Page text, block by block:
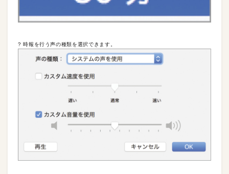
? 時報を行う声の種類を選択できます。